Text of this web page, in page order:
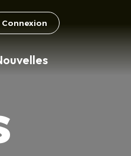
Connexion